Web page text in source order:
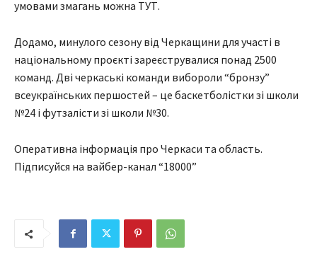
умовами змагань можна ТУТ.
Додамо, минулого сезону від Черкащини для участі в
національному проєкті зареєструвалися понад 2500
команд. Дві черкаські команди вибороли “бронзу”
всеукраїнських першостей – це баскетболістки зі школи
№24 і футзалісти зі школи №30.
Оперативна інформація про Черкаси та область.
Підписуйся на вайбер-канал “18000”